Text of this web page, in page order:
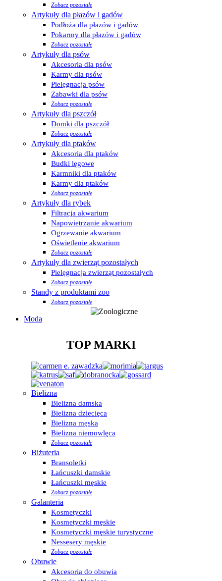
Zobacz pozostałe
Artykuły dla płazów i gadów
Podłoża dla płazów i gadów
Pokarmy dla płazów i gadów
Zobacz pozostałe
Artykuły dla psów
Akcesoria dla psów
Karmy dla psów
Pielęgnacja psów
Zabawki dla psów
Zobacz pozostałe
Artykuły dla pszczół
Domki dla pszczół
Zobacz pozostałe
Artykuły dla ptaków
Akcesoria dla ptaków
Budki lęgowe
Karmniki dla ptaków
Karmy dla ptaków
Zobacz pozostałe
Artykuły dla rybek
Filtracja akwarium
Napowietrzanie akwarium
Ogrzewanie akwarium
Oświetlenie akwarium
Zobacz pozostałe
Artykuły dla zwierząt pozostałych
Pielęgnacja zwierząt pozostałych
Zobacz pozostałe
Standy z produktami zoo
Zobacz pozostałe
Moda
TOP MARKI
Bielizna
Bielizna damska
Bielizna dziecięca
Bielizna męska
Bielizna niemowlęca
Zobacz pozostałe
Biżuteria
Bransoletki
Łańcuszki damskie
Łańcuszki męskie
Zobacz pozostałe
Galanteria
Kosmetyczki
Kosmetyczki męskie
Kosmetyczki męskie turystyczne
Nessesery męskie
Zobacz pozostałe
Obuwie
Akcesoria do obuwia